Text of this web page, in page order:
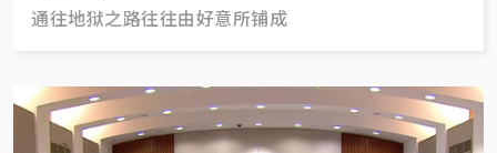
通往地狱之路往往由好意所铺成